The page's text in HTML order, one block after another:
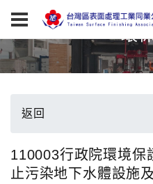
環
返回
110003行政院環境保
止污染地下水體設施